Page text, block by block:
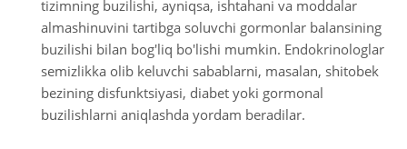
tizimning buzilishi, ayniqsa, ishtahani va moddalar
almashinuvini tartibga soluvchi gormonlar balansining
buzilishi bilan bog'liq bo'lishi mumkin. Endokrinologlar
semizlikka olib keluvchi sabablarni, masalan, shitobek
bezining disfunktsiyasi, diabet yoki gormonal
buzilishlarni aniqlashda yordam beradilar.